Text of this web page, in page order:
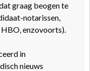
graag beogen te
notarissen,
enzovoorts).
in
nieuws